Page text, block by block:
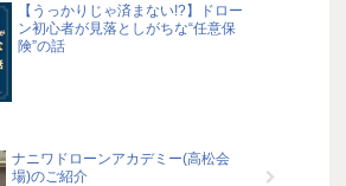
【うっかりじゃ済まない!?】ドロー
ン初心者が見落としがちな“任意保
険”の話
ナニワドローンアカデミー(高松会
場)のご紹介